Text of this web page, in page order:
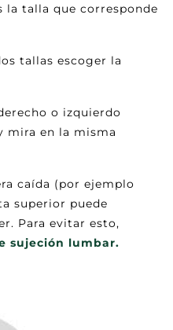
la talla que corresponde
tallas escoger la
o izquierdo
mira en la misma
caída (por ejemplo
superior puede
Para evitar esto,
sujeción lumbar.